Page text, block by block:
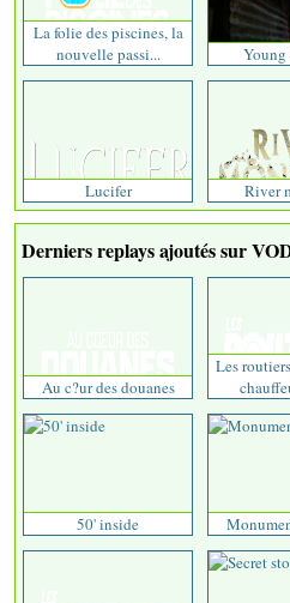
La folie des piscines, la
nouvelle passi...
Young
Lucifer River
Derniers replays ajoutés sur
Au c?ur des douanes
Les
50' inside